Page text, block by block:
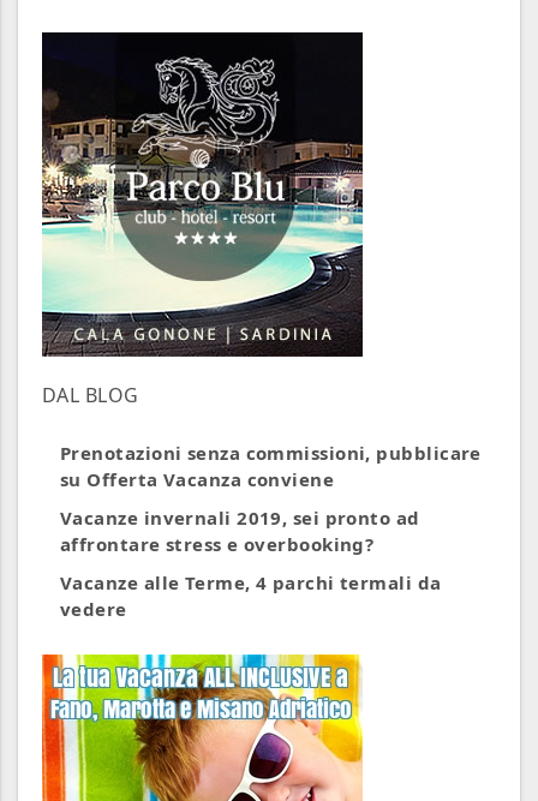
DAL BLOG
Prenotazioni senza commissioni, pubblicare
su Offerta Vacanza conviene
Vacanze invernali 2019, sei pronto ad
affrontare stress e overbooking?
Vacanze alle Terme, 4 parchi termali da
vedere